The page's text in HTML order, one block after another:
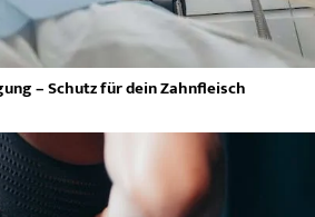
– Schutz für dein Zahnfleisch